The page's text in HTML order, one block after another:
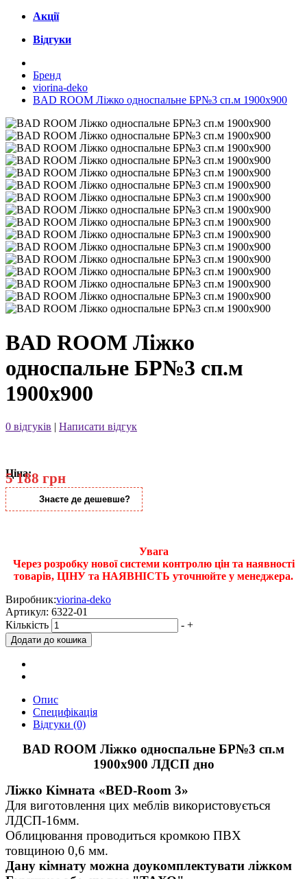
Акції
Відгуки
Бренд
viorina-deko
BAD ROOM Ліжко односпальне БР№3 сп.м 1900х900
BAD ROOM Ліжко
односпальне БР№3 сп.м
1900х900
0 відгуків | Написати відгук
Ціна:
5 188 грн
Знаєте де дешевше?
Увага
Через розробку нової системи контролю цін та наявності
товарів, ЦІНУ та НАЯВНІСТЬ уточнюйте у менеджера.
Виробник:viorina-deko
Артикул: 6322-01
Кількість
- +
Опис
Специфікація
Відгуки (0)
BAD ROOM Ліжко односпальне БР№3 сп.м
1900х900 ЛДСП дно
Ліжко Кімната «BED-Room 3»
Для виготовлення цих меблів використовується
ЛДСП-16мм.
Облицювання проводиться кромкою ПВХ
товщиною 0,6 мм.
Дану кімнату можна доукомплектувати ліжком